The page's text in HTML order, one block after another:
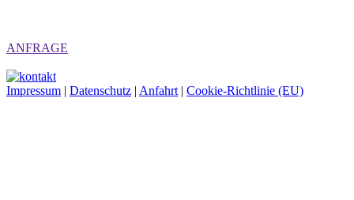
ANFRAGE
Impressum | Datenschutz | Anfahrt | Cookie-Richtlinie (EU)